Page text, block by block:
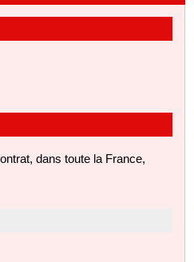
dans toute la France,